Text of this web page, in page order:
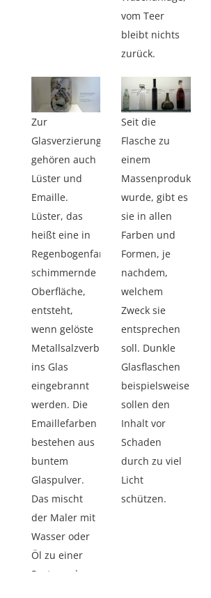
vom Teer
bleibt nichts
zurück.
Zur
Glasverzierung
gehören auch
Lüster und
Emaille.
Lüster, das
heißt eine in
Regenbogenfarben
schimmernde
Oberfläche,
entsteht,
wenn gelöste
Metallsalzverbindungen
ins Glas
eingebrannt
werden. Die
Emaillefarben
bestehen aus
buntem
Glaspulver.
Das mischt
der Maler mit
Wasser oder
Öl zu einer
Paste und
Seit die
Flasche zu
einem
Massenprodukt
wurde, gibt es
sie in allen
Farben und
Formen, je
nachdem,
welchem
Zweck sie
entsprechen
soll. Dunkle
Glasflaschen
beispielsweise
sollen den
Inhalt vor
Schaden
durch zu viel
Licht
schützen.